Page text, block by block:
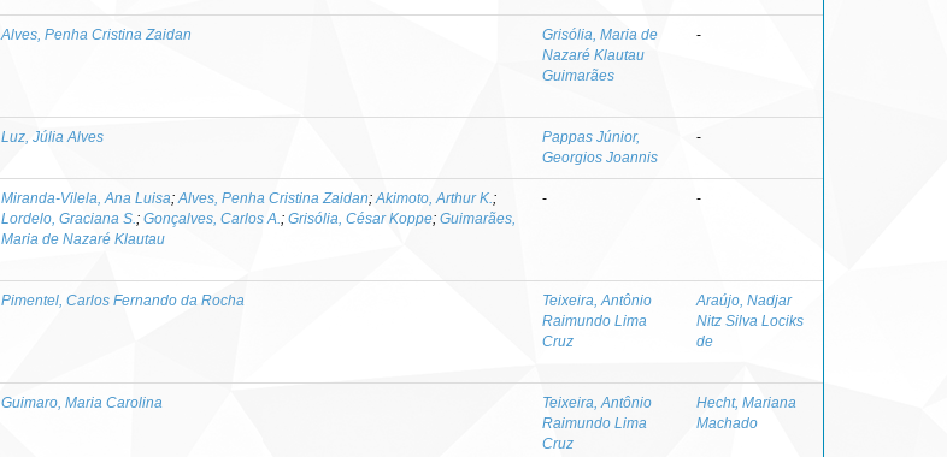
Alves, Penha Cristina Zaidan
Grisólia, Maria de
Nazaré Klautau
Guimarães
-
Luz, Júlia Alves
Pappas Júnior,
Georgios Joannis
-
Miranda-Vilela, Ana Luisa; Alves, Penha Cristina Zaidan; Akimoto, Arthur K. ;
Lordelo, Graciana S. ; Gonçalves, Carlos A. ; Grisólia, César Koppe; Guimarães,
Maria de Nazaré Klautau
- -
Pimentel, Carlos Fernando da Rocha
Teixeira, Antônio
Raimundo Lima
Cruz
Araújo, Nadjar
Nitz Silva Lociks
de
Guimaro, Maria Carolina
Teixeira, Antônio
Raimundo Lima
Cruz
Hecht, Mariana
Machado